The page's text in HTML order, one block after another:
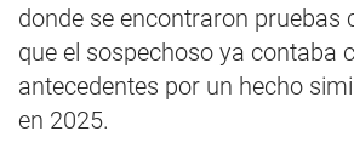
donde se encontraron pruebas
que el sospechoso ya contaba
antecedentes por un hecho
en 2025.